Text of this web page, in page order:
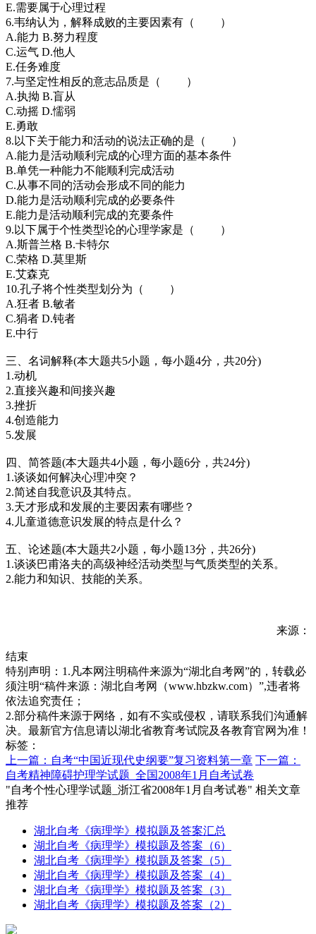
E.需要属于心理过程
6.韦纳认为，解释成败的主要因素有（ ）
A.能力 B.努力程度
C.运气 D.他人
E.任务难度
7.与坚定性相反的意志品质是（ ）
A.执拗 B.盲从
C.动摇 D.懦弱
E.勇敢
8.以下关于能力和活动的说法正确的是（ ）
A.能力是活动顺利完成的心理方面的基本条件
B.单凭一种能力不能顺利完成活动
C.从事不同的活动会形成不同的能力
D.能力是活动顺利完成的必要条件
E.能力是活动顺利完成的充要条件
9.以下属于个性类型论的心理学家是（ ）
A.斯普兰格 B.卡特尔
C.荣格 D.莫里斯
E.艾森克
10.孔子将个性类型划分为（ ）
A.狂者 B.敏者
C.狷者 D.钝者
E.中行
三、名词解释(本大题共5小题，每小题4分，共20分)
1.动机
2.直接兴趣和间接兴趣
3.挫折
4.创造能力
5.发展
四、简答题(本大题共4小题，每小题6分，共24分)
1.谈谈如何解决心理冲突？
2.简述自我意识及其特点。
3.天才形成和发展的主要因素有哪些？
4.儿童道德意识发展的特点是什么？
五、论述题(本大题共2小题，每小题13分，共26分)
1.谈谈巴甫洛夫的高级神经活动类型与气质类型的关系。
2.能力和知识、技能的关系。
来源：
结束
特别声明：1.凡本网注明稿件来源为“湖北自考网”的，转载必
须注明“稿件来源：湖北自考网（www.hbzkw.com）”,违者将
依法追究责任；
2.部分稿件来源于网络，如有不实或侵权，请联系我们沟通解
决。最新官方信息请以湖北省教育考试院及各教育官网为准！
标签：
上一篇：自考“中国近现代史纲要”复习资料第一章 下一篇：
自考精神障碍护理学试题_全国2008年1月自考试卷
"自考个性心理学试题_浙江省2008年1月自考试卷" 相关文章
推荐
湖北自考《病理学》模拟题及答案汇总
湖北自考《病理学》模拟题及答案（6）
湖北自考《病理学》模拟题及答案（5）
湖北自考《病理学》模拟题及答案（4）
湖北自考《病理学》模拟题及答案（3）
湖北自考《病理学》模拟题及答案（2）